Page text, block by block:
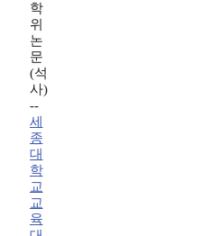
학
위
논
문
(석
사)
--
세
종
대
학
교
교
육